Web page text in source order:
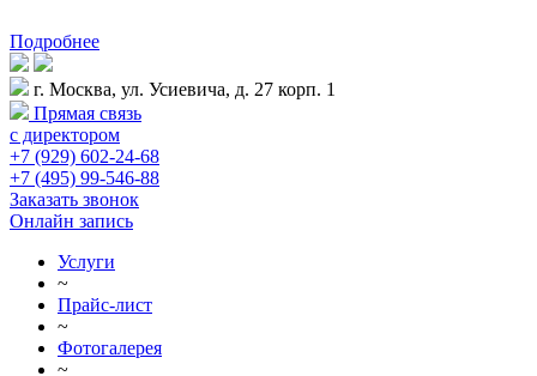
Подробнее
г. Москва, ул. Усиевича, д. 27 корп. 1
Прямая связь
с директором
+7 (929) 602-24-68
+7 (495) 99-546-88
Заказать звонок
Онлайн запись
Услуги
~
Прайс-лист
~
Фотогалерея
~